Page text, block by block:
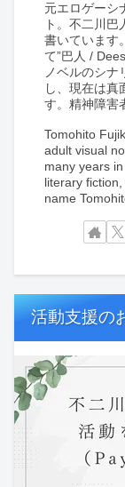
元エロゲーシ
ト。不二川
書いています
て”巴人 /
ノベルのシナ
し、現在は真
す。精神障害
Tomohito
adult visual
many years
literary
name
活動支援の